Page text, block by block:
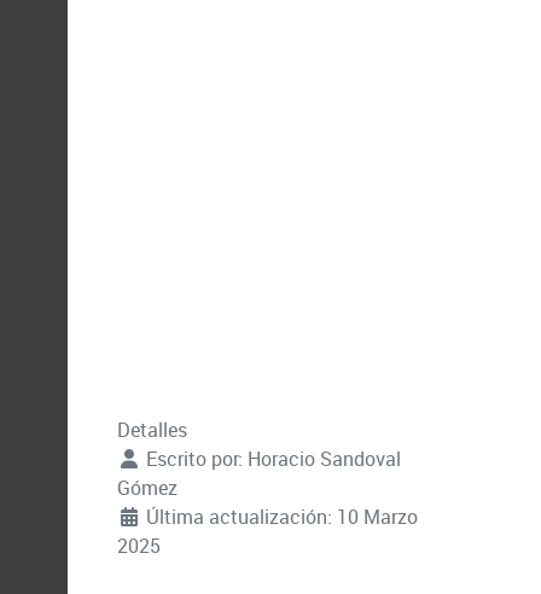
Detalles
Escrito por: Horacio Sandoval
Gómez
Última actualización: 10 Marzo
2025